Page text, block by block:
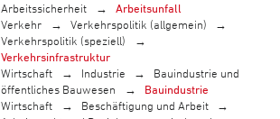
Arbeitssicherheit
Arbeitsunfall
Verkehr
Verkehrspolitik (allgemein)
Verkehrspolitik (speziell)
Verkehrsinfrastruktur
Wirtschaft
Industrie
Bauindustrie und
öffentliches Bauwesen
Bauindustrie
Wirtschaft
Beschäftigung und Arbeit